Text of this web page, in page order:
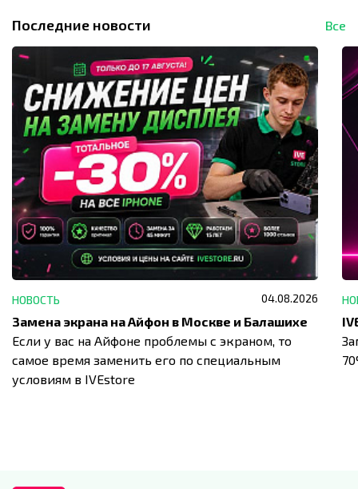
Последние новости Все
НОВОСТЬ 04.08.2026
Замена экрана на Айфон в Москве и Балашихе
Если у вас на Айфоне проблемы с экраном, то
самое время заменить его по специальным
условиям в IVEstore